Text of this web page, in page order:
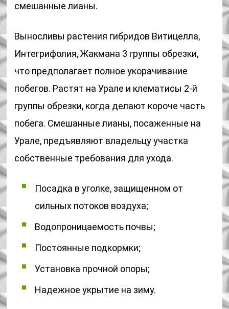
смешанные лианы.
Выносливы растения гибридов Витицелла,
Интегрифолия, Жакмана 3 группы обрезки,
что предполагает полное укорачивание
побегов. Растят на Урале и клематисы 2-й
группы обрезки, когда делают короче часть
побега. Смешанные лианы, посаженные на
Урале, предъявляют владельцу участка
собственные требования для ухода.
Посадка в уголке, защищенном от
сильных потоков воздуха;
Водопроницаемость почвы;
Постоянные подкормки;
Установка прочной опоры;
Надежное укрытие на зиму.